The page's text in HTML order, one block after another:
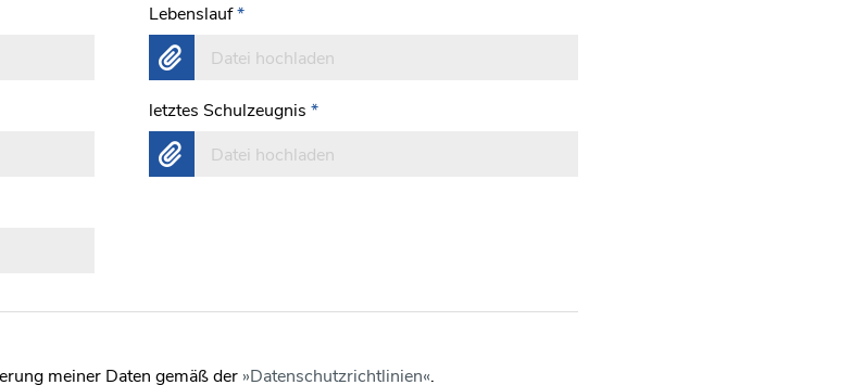
Lebenslauf*
Datei hochladen
letztes Schulzeugnis*
Datei hochladen
meiner Daten gemäß der Datenschutzrichtlinien .